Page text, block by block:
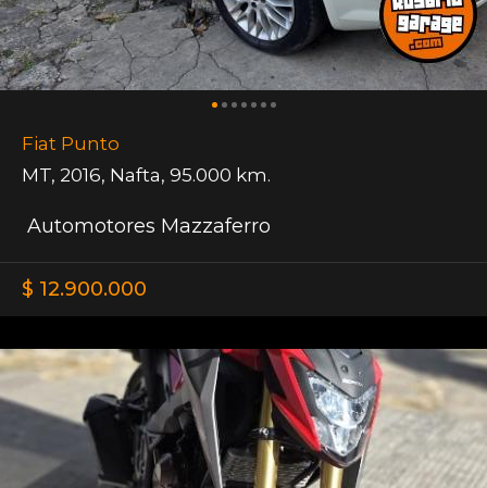
Fiat Punto
MT, 2016, Nafta, 95.000 km.
Automotores Mazzaferro
$ 12.900.000